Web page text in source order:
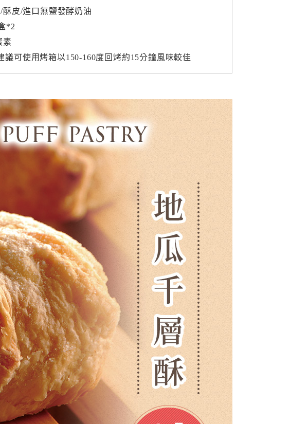
皮/進口無鹽發酵奶油
*2
素
可使用烤箱以150-160度回烤約15分鐘風味較佳